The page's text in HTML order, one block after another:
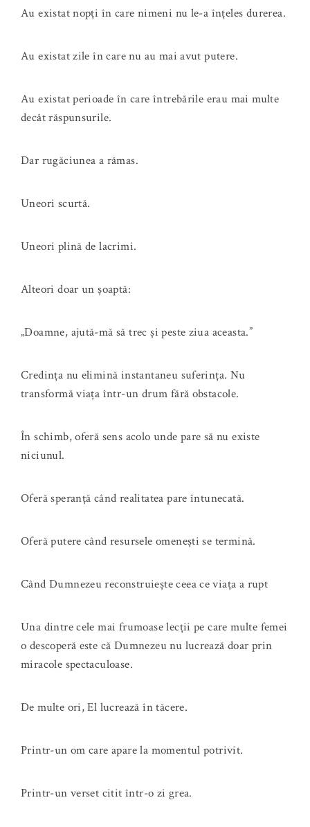
Au existat nopți în care nimeni nu le-a înțeles durerea.
Au existat zile în care nu au mai avut putere.
Au existat perioade în care întrebările erau mai multe
decât răspunsurile.
Dar rugăciunea a rămas.
Uneori scurtă.
Uneori plină de lacrimi.
Alteori doar un șoaptă:
„Doamne, ajută-mă să trec și peste ziua aceasta.”
Credința nu elimină instantaneu suferința. Nu
transformă viața într-un drum fără obstacole.
În schimb, oferă sens acolo unde pare să nu existe
niciunul.
Oferă speranță când realitatea pare întunecată.
Oferă putere când resursele omenești se termină.
Când Dumnezeu reconstruiește ceea ce viața a rupt
Una dintre cele mai frumoase lecții pe care multe femei
o descoperă este că Dumnezeu nu lucrează doar prin
miracole spectaculoase.
De multe ori, El lucrează în tăcere.
Printr-un om care apare la momentul potrivit.
Printr-un verset citit într-o zi grea.